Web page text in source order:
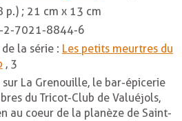
p.) ; 21 cm x 13 cm
2-7021-8844-6
la série : Les petits meurtres du
, 3
La Grenouille, le bar-épicerie
du Tricot-Club de Valuéjols,
au coeur de la planèze de Saint-